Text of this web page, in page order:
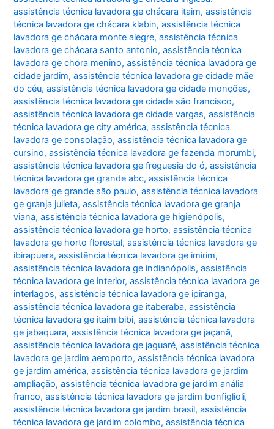
assistência técnica lavadora ge chácara itaim,assistência
técnica lavadora ge chácara klabin,assistência técnica
lavadora ge chácara monte alegre,assistência técnica
lavadora ge chácara santo antonio,assistência técnica
lavadora ge chora menino,assistência técnica lavadora ge
cidade jardim,assistência técnica lavadora ge cidade mãe
do céu,assistência técnica lavadora ge cidade monções,
assistência técnica lavadora ge cidade são francisco,
assistência técnica lavadora ge cidade vargas,assistência
técnica lavadora ge city américa,assistência técnica
lavadora ge consolação,assistência técnica lavadora ge
cursino,assistência técnica lavadora ge fazenda morumbi,
assistência técnica lavadora ge freguesia do ó,assistência
técnica lavadora ge grande abc,assistência técnica
lavadora ge grande são paulo,assistência técnica lavadora
ge granja julieta,assistência técnica lavadora ge granja
viana,assistência técnica lavadora ge higienópolis,
assistência técnica lavadora ge horto,assistência técnica
lavadora ge horto florestal,assistência técnica lavadora ge
ibirapuera,assistência técnica lavadora ge imirim,
assistência técnica lavadora ge indianópolis,assistência
técnica lavadora ge interior,assistência técnica lavadora ge
interlagos,assistência técnica lavadora ge ipiranga,
assistência técnica lavadora ge itaberaba,assistência
técnica lavadora ge itaim bibi,assistência técnica lavadora
ge jabaquara,assistência técnica lavadora ge jaçanã,
assistência técnica lavadora ge jaguaré,assistência técnica
lavadora ge jardim aeroporto,assistência técnica lavadora
ge jardim américa,assistência técnica lavadora ge jardim
ampliação,assistência técnica lavadora ge jardim anália
franco,assistência técnica lavadora ge jardim bonfiglioli,
assistência técnica lavadora ge jardim brasil,assistência
técnica lavadora ge jardim colombo,assistência técnica